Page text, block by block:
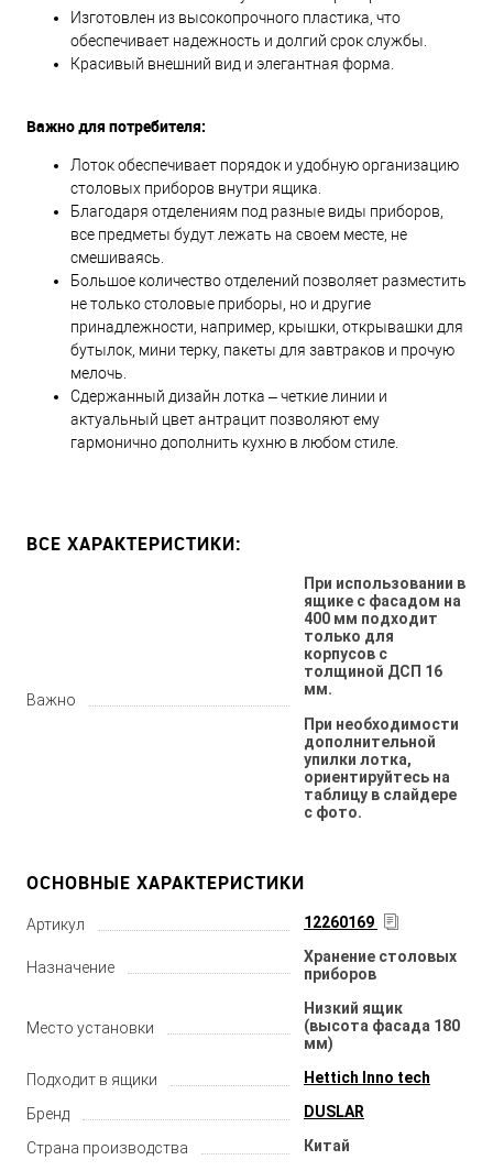
Изготовлен из высокопрочного пластика, что
обеспечивает надежность и долгий срок службы.
Красивый внешний вид и элегантная форма.
Важно для потребителя:
Лоток обеспечивает порядок и удобную организацию
столовых приборов внутри ящика.
Благодаря отделениям под разные виды приборов,
все предметы будут лежать на своем месте, не
смешиваясь.
Большое количество отделений позволяет разместить
не только столовые приборы, но и другие
принадлежности, например, крышки, открывашки для
бутылок, мини терку, пакеты для завтраков и прочую
мелочь.
Сдержанный дизайн лотка – четкие линии и
актуальный цвет антрацит позволяют ему
гармонично дополнить кухню в любом стиле.
ВСЕ ХАРАКТЕРИСТИКИ:
Важно
При использовании в
ящике с фасадом на
400 мм подходит
только для
корпусов с
толщиной ДСП 16
мм.
При необходимости
дополнительной
упилки лотка,
ориентируйтесь на
таблицу в слайдере
с фото.
ОСНОВНЫЕ ХАРАКТЕРИСТИКИ
Артикул 12260169
Назначение
Хранение столовых
приборов
Место установки
Низкий ящик
(высота фасада 180
мм)
Подходит в ящики Hettich Inno tech
Бренд DUSLAR
Страна производства Китай